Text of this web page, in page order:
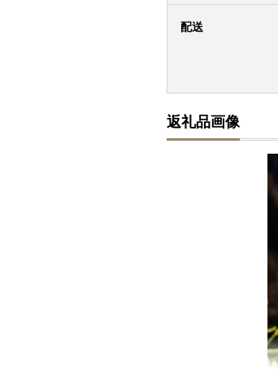
配送
返礼品画像